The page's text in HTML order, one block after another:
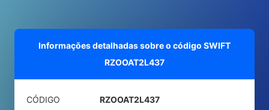
Informações detalhadas sobre o código SWIFT
RZOOAT2L437
CÓDIGO
RZOOAT2L437